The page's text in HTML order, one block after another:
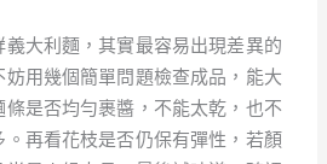
大利麵，其實最容易出現差異的
用幾個簡單問題檢查成品，能大
是否均勻裹醬，不能太乾，也不
再看花枝是否仍保有彈性，若顏